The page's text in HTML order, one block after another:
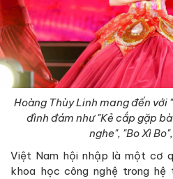
Hoàng Thùy Linh mang đến với
đình đám như "Kẻ cắp gặp
nghe", "Bo Xì
Việt Nam hội nhập là một cơ
khoa học công nghệ trong hệ